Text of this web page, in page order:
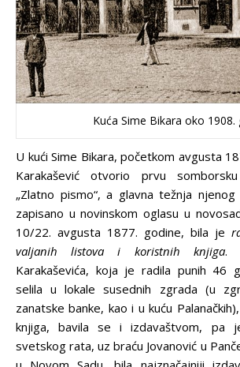
Kuća Sime Bikara oko 1908.
U kući Sime Bikara, početkom avgusta
Karakašević otvorio prvu
„Zlatno pismo“, a glavna težnja
zapisano u novinskom oglasu u
10/22. avgusta 1877. godine, bila je
valjanih listova i koristnih knjiga.
Karakaševića, koja je radila punih 46
selila u lokale susednih zgrada (u
zanatske banke, kao i u kuću
knjiga, bavila se i izdavaštvom, pa
svetskog rata, uz braću Jovanović u